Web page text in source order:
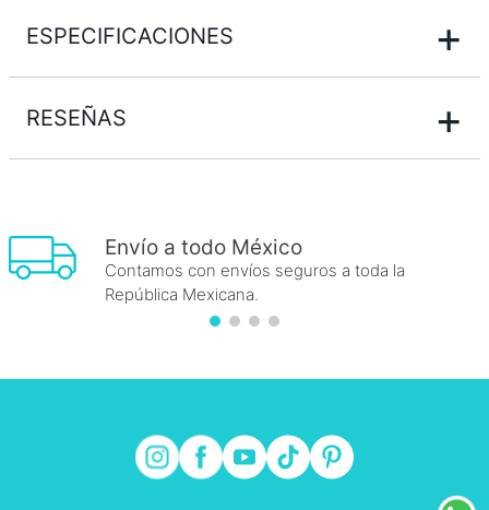
ESPECIFICACIONES +
RESEÑAS +
Envío a todo México
Contamos con envíos seguros a toda la
República Mexicana.